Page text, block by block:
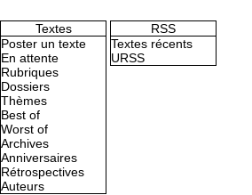
Textes
Poster un texte
En attente
Rubriques
Dossiers
Thèmes
Best of
Worst of
Archives
Anniversaires
Rétrospectives
Auteurs
RSS
Textes récents
URSS